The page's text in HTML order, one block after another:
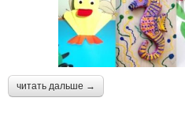
читать дальше →